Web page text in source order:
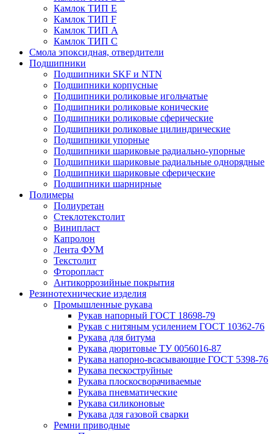
Камлок ТИП E
Камлок ТИП F
Камлок ТИП А
Камлок ТИП С
Смола эпоксидная, отвердители
Подшипники
Подшипники SKF и NTN
Подшипники корпусные
Подшипники роликовые игольчатые
Подшипники роликовые конические
Подшипники роликовые сферические
Подшипники роликовые цилиндрические
Подшипники упорные
Подшипники шариковые радиально-упорные
Подшипники шариковые радиальные однорядные
Подшипники шариковые сферические
Подшипники шарнирные
Полимеры
Полиуретан
Стеклотекстолит
Винипласт
Капролон
Лента ФУМ
Текстолит
Фторопласт
Антикоррозийные покрытия
Резинотехнические изделия
Промышленные рукава
Рукав напорный ГОСТ 18698-79
Рукав с нитяным усилением ГОСТ 10362-76
Рукава для битума
Рукава дюритовые ТУ 0056016-87
Рукава напорно-всасывающие ГОСТ 5398-76
Рукава пескоструйные
Рукава плоскосворачиваемые
Рукава пневматические
Рукава силиконовые
Рукава для газовой сварки
Ремни приводные